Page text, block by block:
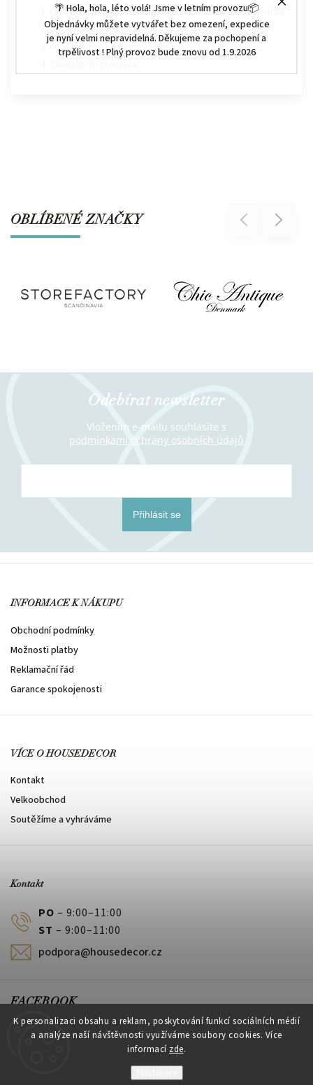
K personalizaci obsahu a reklam, poskytování funkcí sociálních médií
a analýze naší návštěvnosti využíváme soubory cookies. Více
informací zde.
🌴 Hola, hola, léto volá! Jsme v letním provozu📦
Objednávky můžete vytvářet bez omezení, expedice
je nyní velmi nepravidelná. Děkujeme za pochopení a
trpělivost ! Plný provoz bude znovu od 1.9.2026
Odšroubujte dřevěný uzávěr a odstraňte plastové víčko.
Uzavřete dřevěný uzávěr.
Otočte lahvičku dnem vzhůru po dobu 1 - 2 sekund.
OBLÍBENÉ ZNAČKY Previous Next
Odebírat newsletter
Vložením e-mailu souhlasíte s
podmínkami ochrany osobních údajů
Přihlásit se
INFORMACE K NÁKUPU
Obchodní podmínky
Možnosti platby
Reklamační řád
Garance spokojenosti
VÍCE O HOUSEDECOR
Kontakt
Velkoobchod
Soutěžíme a vyhráváme
Kontakt
PO – 9:00–11:00
ST – 9:00–11:00
podpora@housedecor.cz
FACEBOOK